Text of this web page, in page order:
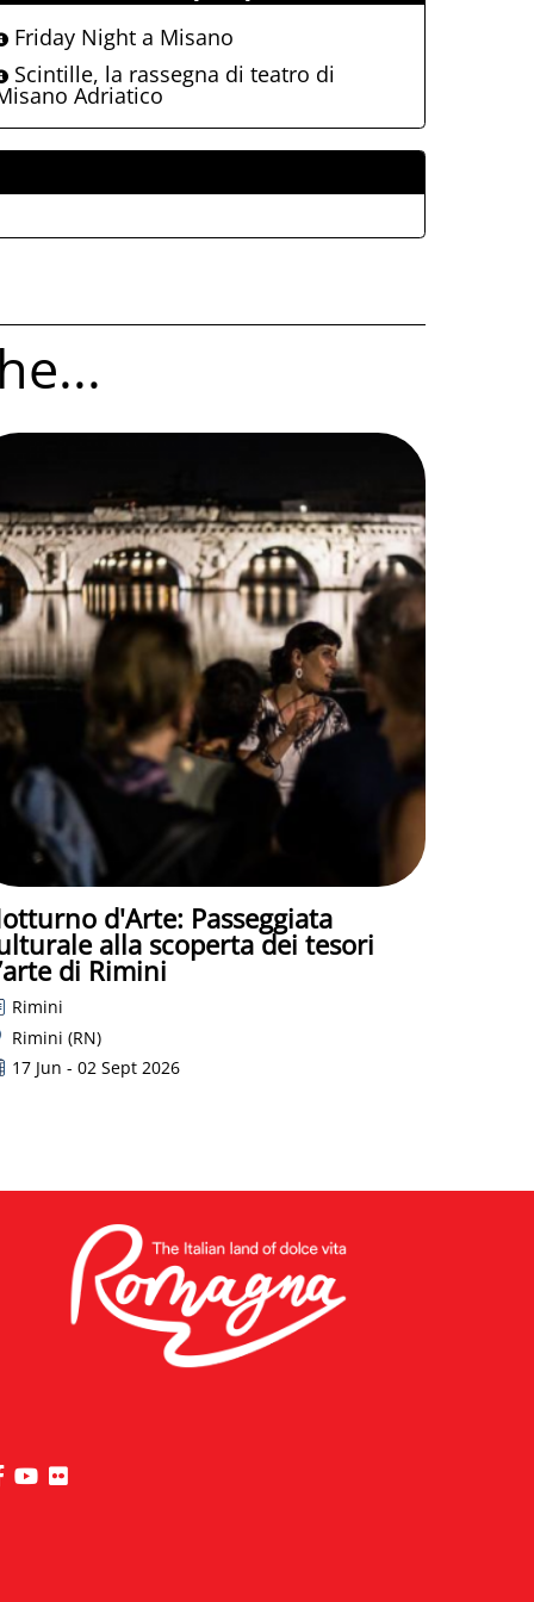
Friday Night a Misano
Scintille, la rassegna di teatro di
Adriatico
d'Arte: Passeggiata
alla scoperta dei tesori
di Rimini
Rimini
Rimini (RN)
17 Jun - 02 Sept 2026
visita la pagina Facebook di Riviera di Rimini
visita la pagina YouTube di Riviera di Rimini
visita la pagina Flickr di Riviera di Rimini